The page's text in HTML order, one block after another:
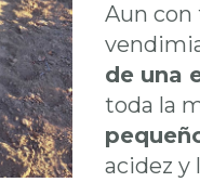
Aun con
de una
toda la
acidez y